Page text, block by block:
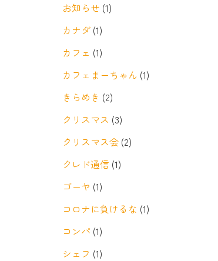
お知らせ (1)
カナダ(1)
カフェ (1)
カフェまーちゃん (1)
きらめき (2)
クリスマス (3)
クリスマス会(2)
クレド通信 (1)
ゴーヤ (1)
コロナに負けるな (1)
コンパ (1)
シェフ (1)